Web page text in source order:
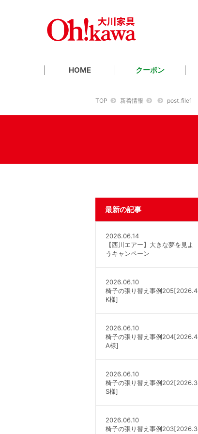
HOME クーポン
TOP 新着情報 post_file1
最新の記事
2026.06.14
【西川エアー】大きな夢を見よ
うキャンペーン
2026.06.10
椅子の張り替え事例205[2026.4
K様]
2026.06.10
椅子の張り替え事例204[2026.4
A様]
2026.06.10
椅子の張り替え事例202[2026.3
S様]
2026.06.10
椅子の張り替え事例203[2026.3